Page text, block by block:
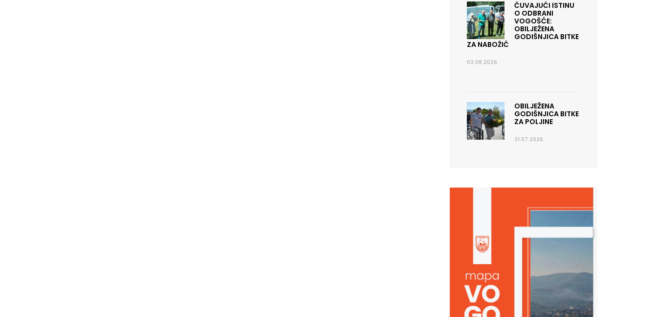
ČUVAJUĆI ISTINU
O ODBRANI
VOGOŠĆE:
OBILJEŽENA
GODIŠNJICA BITKE
ZA NABOŽIĆ
03.08.2026.
OBILJEŽENA
GODIŠNJICA BITKE
ZA POLJINE
31.07.2026.